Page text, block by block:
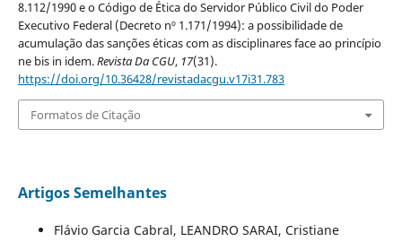
8.112/1990 e o Código de Ética do Servidor Público Civil do Poder
Executivo Federal (Decreto nº 1.171/1994): a possibilidade de
acumulação das sanções éticas com as disciplinares face ao princípio
ne bis in idem.Revista Da CGU, 17(31).
https://doi.org/10.36428/revistadacgu.v17i31.783
Formatos de Citação
Artigos Semelhantes
Flávio Garcia Cabral, LEANDRO SARAI, Cristiane